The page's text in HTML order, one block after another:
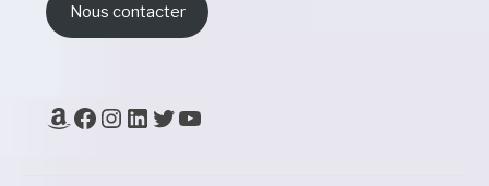
Nous contacter
Amazon
Facebook